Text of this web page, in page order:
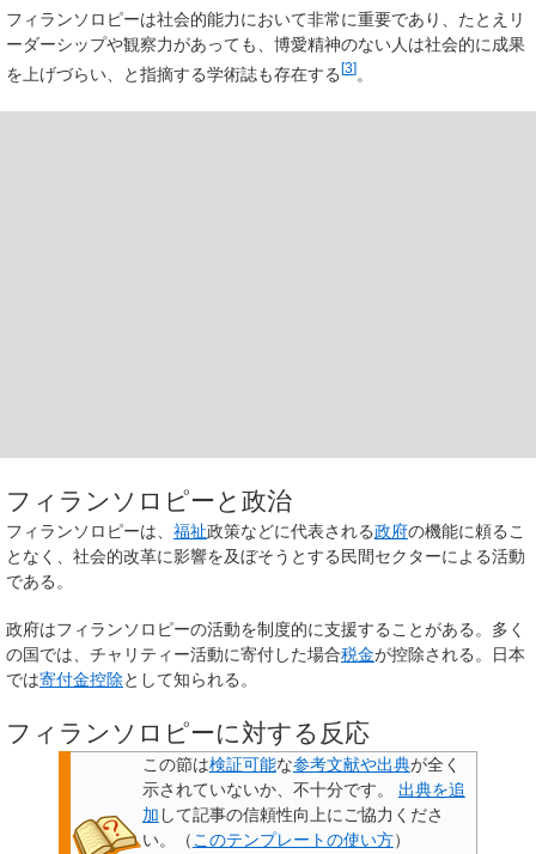
フィランソロピーは社会的能力において非常に重要であり、たとえリ
ーダーシップや観察力があっても、博愛精神のない人は社会的に成果
を上げづらい、と指摘する学術誌も存在する [3] 。
フィランソロピーと政治
フィランソロピーは、 福祉政策などに代表される政府の機能に頼るこ
となく、社会的改革に影響を及ぼそうとする民間セクターによる活動
である。
政府はフィランソロピーの活動を制度的に支援することがある。多く
の国では、チャリティー活動に寄付した場合税金が控除される。日本
では寄付金控除として知られる。
フィランソロピーに対する反応
この節は検証可能な参考文献や出典が全く
示されていないか、不十分です。
出典を追
加 して記事の信頼性向上にご協力くださ
い。
（このテンプレートの使い方）